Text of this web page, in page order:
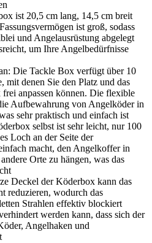
ist 20,5 cm lang, 14,5 cm breit
ist groß, sodass
und Angelausrüstung abgelegt
um Ihre Angelbedürfnisse
Die Tackle Box verfügt über 10
mit denen Sie den Platz und das
anpassen können. Die flexible
Aufbewahrung von Angelköder in
sehr praktisch und einfach ist
selbst ist sehr leicht, nur 100
Loch an der Seite der
macht, den Angelkoffer in
Orte zu hängen, was das
Deckel der Köderbox kann das
reduzieren, wodurch das
Strahlen effektiv blockiert
werden kann, dass sich der
Angelhaken und